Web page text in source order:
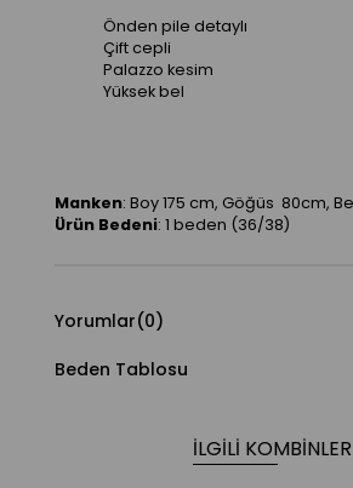
Önden pile detaylı
Çift cepli
Palazzo kesim
Yüksek bel
Manken: Boy 175 cm, Göğüs 80cm,
Ürün Bedeni: 1 beden (36/38)
Yorumlar(0)
Beden Tablosu
İLGILI KOMBINLER